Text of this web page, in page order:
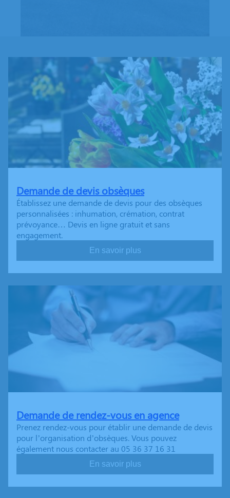
Demande de devis obsèques
Établissez une demande de devis pour des obsèques
personnalisées : inhumation, crémation, contrat
prévoyance… Devis en ligne gratuit et sans
engagement.
En savoir plus
Demande de rendez-vous en agence
Prenez rendez-vous pour établir une demande de devis
pour l’organisation d’obsèques. Vous pouvez
également nous contacter au 05 36 37 16 31
En savoir plus